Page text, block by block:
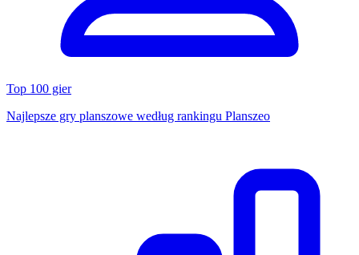
Top 100 gier
Najlepsze gry planszowe według rankingu Planszeo